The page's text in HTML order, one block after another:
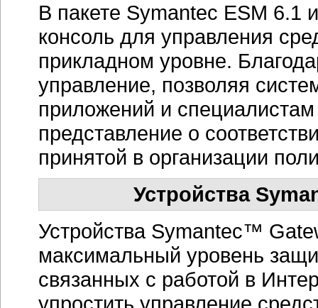
В пакете Symantec ESM 6.1
консоль для управления
прикладном уровне.
управление, позволяя
приложений и
представление о
принятой в организации
Устройства
Устройства Symantec™
максимальный уровень
связанных с работой в